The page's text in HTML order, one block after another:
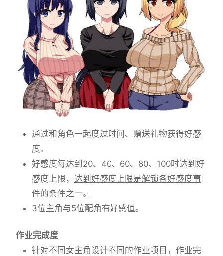
通过和角色一起度过时间、赠送礼物获得好感
度。
好感度每达到20、40、60、80、100时达到好
感度上限， 达到好感度上限是解锁各好感度事
件的条件之一。
3位主角与5位配角有好感值。
作业完成度
针对不同女主角设计不同的作业项目， 作业完